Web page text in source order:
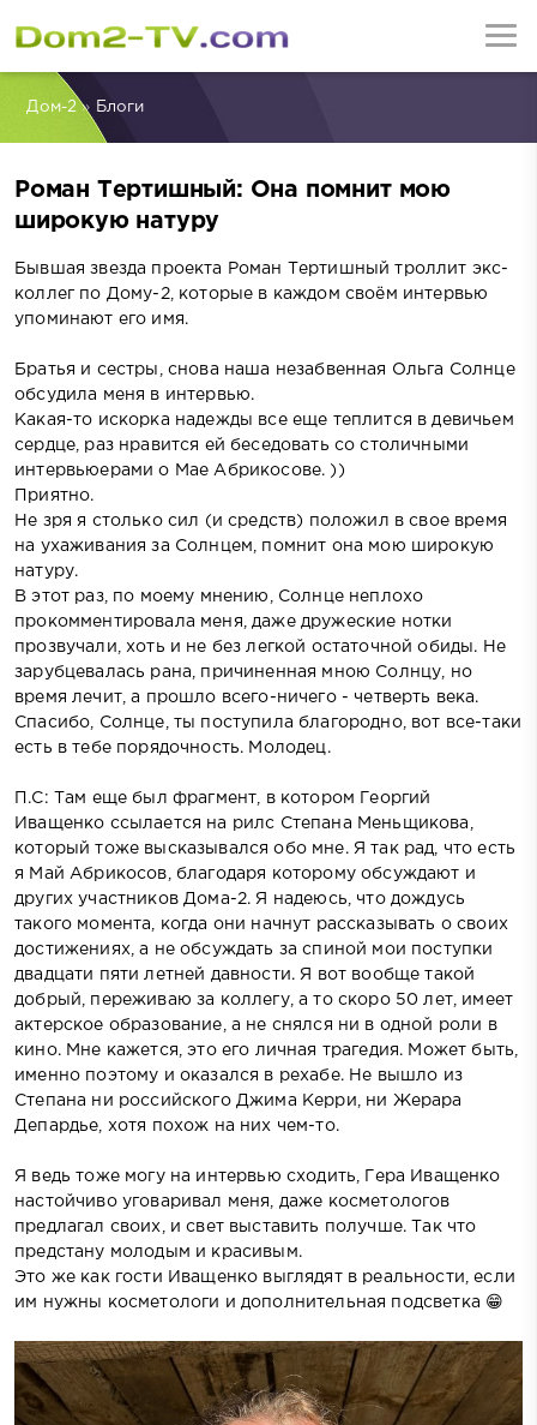
Дом-2» Блоги
Роман Тертишный: Она помнит мою
широкую натуру
Бывшая звезда проекта Роман Тертишный троллит экс-
коллег по Дому-2, которые в каждом своём интервью
упоминают его имя.
Братья и сестры, снова наша незабвенная Ольга Солнце
обсудила меня в интервью.
Какая-то искорка надежды все еще теплится в девичьем
сердце, раз нравится ей беседовать со столичными
интервьюерами о Мае Абрикосове. ))
Приятно.
Не зря я столько сил (и средств) положил в свое время
на ухаживания за Солнцем, помнит она мою широкую
натуру.
В этот раз, по моему мнению, Солнце неплохо
прокомментировала меня, даже дружеские нотки
прозвучали, хоть и не без легкой остаточной обиды. Не
зарубцевалась рана, причиненная мною Солнцу, но
время лечит, а прошло всего-ничего - четверть века.
Спасибо, Солнце, ты поступила благородно, вот все-таки
есть в тебе порядочность. Молодец.
П.С: Там еще был фрагмент, в котором Георгий
Иващенко ссылается на рилс Степана Меньщикова,
который тоже высказывался обо мне. Я так рад, что есть
я Май Абрикосов, благодаря которому обсуждают и
других участников Дома-2. Я надеюсь, что дождусь
такого момента, когда они начнут рассказывать о своих
достижениях, а не обсуждать за спиной мои поступки
двадцати пяти летней давности. Я вот вообще такой
добрый, переживаю за коллегу, а то скоро 50 лет, имеет
актерское образование, а не снялся ни в одной роли в
кино. Мне кажется, это его личная трагедия. Может быть,
именно поэтому и оказался в рехабе. Не вышло из
Степана ни российского Джима Керри, ни Жерара
Депардье, хотя похож на них чем-то.
Я ведь тоже могу на интервью сходить, Гера Иващенко
настойчиво уговаривал меня, даже косметологов
предлагал своих, и свет выставить получше. Так что
предстану молодым и красивым.
Это же как гости Иващенко выглядят в реальности, если
им нужны косметологи и дополнительная подсветка 😁